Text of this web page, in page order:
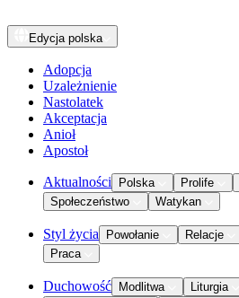
Edycja polska
Adopcja
Uzależnienie
Nastolatek
Akceptacja
Anioł
Apostoł
Aktualności Polska Prolife
Społeczeństwo
Watykan
Styl życia Powołanie Relacje
Praca
Duchowość Modlitwa Liturgia